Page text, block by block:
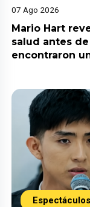
07 Ago 2026
Mario Hart
salud antes
encontraron
Espectáculos